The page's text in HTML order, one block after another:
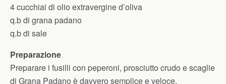
4 cucchiai di olio extravergine d’oliva
q.b di grana padano
q.b di sale
Preparazione
Preparare i fusilli con peperoni, prosciutto crudo e scaglie
di Grana Padano è davvero semplice e veloce.